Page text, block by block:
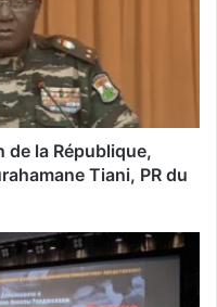
de la République,
Tiani, PR du